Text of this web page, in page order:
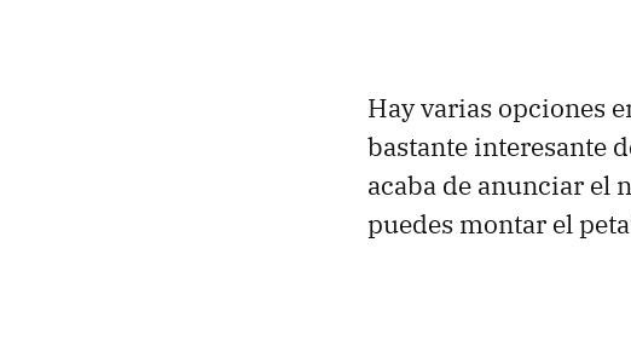
Hay varias opciones
bastante interesante
acaba de anunciar el
puedes montar el